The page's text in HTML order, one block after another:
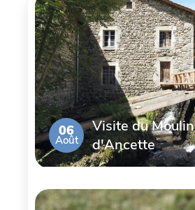
06
Août
Visite du Moulin
d'Ancette